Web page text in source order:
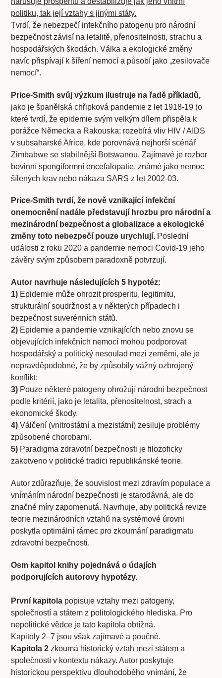
politiku, tak její vztahy s jinými státy.
Tvrdí, že nebezpečí infekčního patogenu pro národní
bezpečnost závisí na letalitě, přenositelnosti, strachu a
hospodářských škodách. Válka a ekologické změny
navíc přispívají k šíření nemocí a působí jako „zesilovače
nemocí“.
Price-Smith svůj výzkum ilustruje na řadě příkladů,
jako je španělská chřipková pandemie z let 1918-19 (o
které tvrdí, že epidemie svým velkým dílem přispěla k
porážce Německa a Rakouska; rozebírá vliv HIV / AIDS
v subsaharské Africe, kde porovnává nejhorší scénář
Zimbabwe se stabilnější Botswanou. Zajímavé je rozbor
bovinní spongiformní encefalopatie, známé jako nemoc
šílených krav nebo nákaza SARS z let 2002-03.
Price-Smith tvrdí, že nově vznikající infekční
onemocnění nadále představují hrozbu pro národní a
mezinárodní bezpečnost a globalizace a ekologické
změny toto nebezpečí pouze urychlují. Poslední
události z roku 2020 a pandemie nemoci Covid-19 jeho
závěry svým způsobem paradoxně potvrzují.
Autor navrhuje následujících 5 hypotéz:
1) Epidemie může ohrozit prosperitu, legitimitu,
strukturální soudržnost a v některých případech i
bezpečnost suverénních států.
2) Epidemie a pandemie vznikajících nebo znovu se
objevujících infekčních nemocí mohou podporovat
hospodářský a politický nesoulad mezi zeměmi, ale je
nepravděpodobné, že by způsobily vážný ozbrojený
konflikt;
3) Pouze některé patogeny ohrožují národní bezpečnost
podle kritérií, jako je letalita, přenositelnost, strach a
ekonomické škody.
4) Válčení (vnitrostátní a mezistátní) zesiluje problémy
způsobené chorobami.
5) Paradigma zdravotní bezpečnosti je filozoficky
zakotveno v politické tradici republikánské teorie.
Autor zdůrazňuje, že souvislost mezi zdravím populace a
vnímáním národní bezpečnosti je starodávná, ale do
značné míry zapomenutá. Navrhuje, aby politická revize
teorie mezinárodních vztahů na systémové úrovni
poskytla optimální rámec pro zkoumání paradigmatu
zdravotní bezpečnosti.
Osm kapitol knihy pojednává o údajích
podporujících autorovy hypotézy.
První kapitola popisuje vztahy mezi patogeny,
společností a státem z politologického hlediska. Pro
nepolitické vědce je tato kapitola obtížná.
Kapitoly 2–7 jsou však zajímavé a poučné.
Kapitola 2 zkoumá historický vztah mezi státem a
společností v kontextu nákazy. Autor poskytuje
historickou perspektivu dlouhodobého vnímání, že